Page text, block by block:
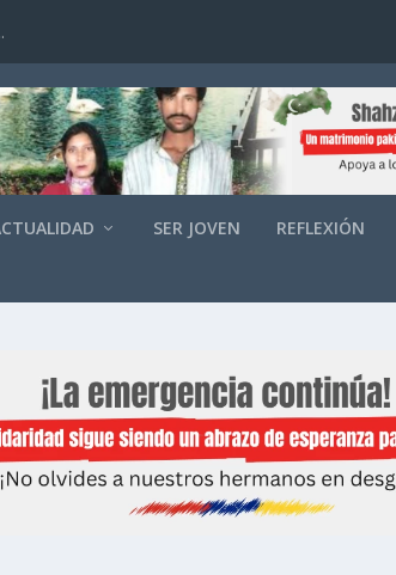
SER JOVEN REFLEXIÓN